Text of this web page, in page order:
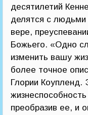
десятилетий
делятся с людьми
вере,
Божьего. «Одно
изменить вашу
более точное
Глории Коупленд.
преобразив ее, и